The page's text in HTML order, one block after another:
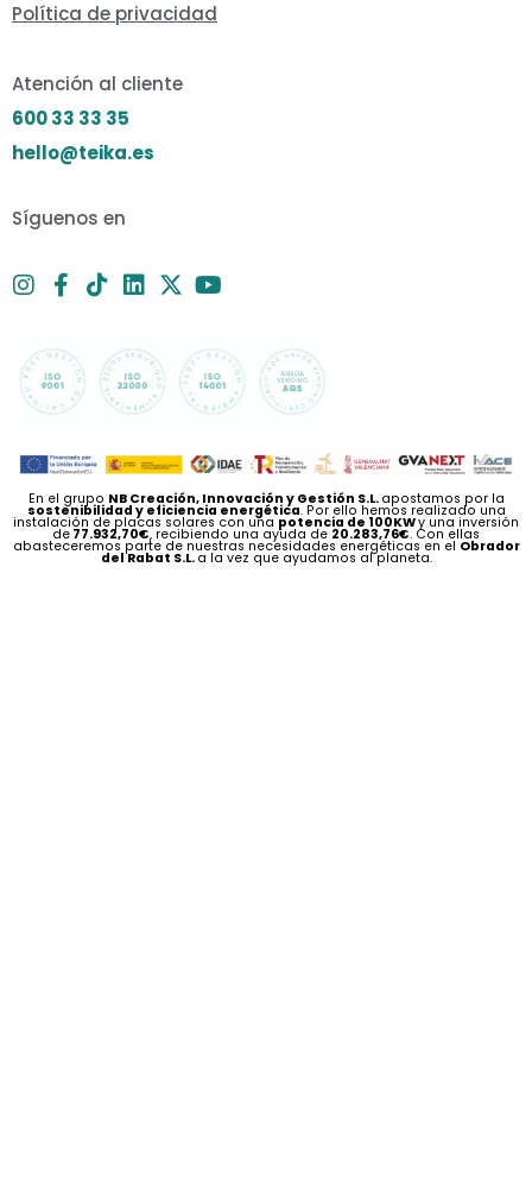
Política de privacidad
Atención al cliente
600 33 33 35
hello@teika.es
Síguenos en
En el grupo NB Creación, Innovación y Gestión S.L. apostamos por la
sostenibilidad y eficiencia energética. Por ello hemos realizado una
instalación de placas solares con una potencia de 100KWy una inversión
de 77.932,70€, recibiendo una ayuda de 20.283,76€. Con ellas
abasteceremos parte de nuestras necesidades energéticas en el Obrador
del Rabat S.L. a la vez que ayudamos al planeta.